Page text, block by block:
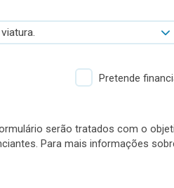
Pretende
serão tratados com o
Para mais informações